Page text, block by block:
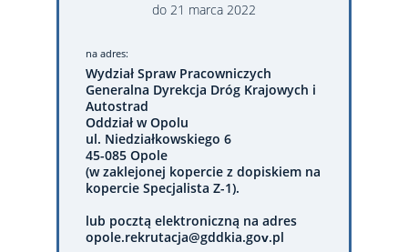
do 21 marca 2022
na adres:
Wydział Spraw Pracowniczych
Generalna Dyrekcja Dróg Krajowych i
Autostrad
Oddział w Opolu
ul. Niedziałkowskiego 6
45-085 Opole
(w zaklejonej kopercie z dopiskiem na
kopercie Specjalista Z-1).
lub pocztą elektroniczną na adres
opole.rekrutacja@gddkia.gov.pl